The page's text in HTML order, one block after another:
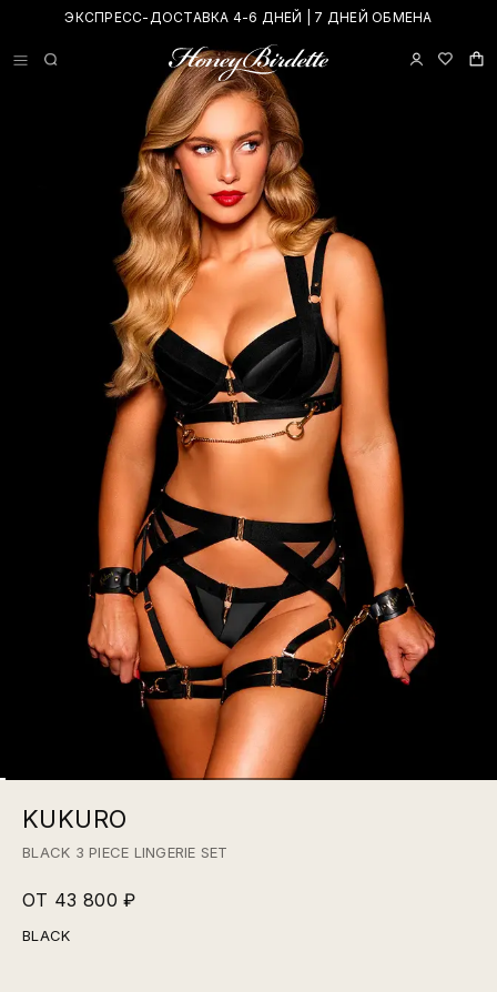
ЭКСПРЕСС-ДОСТАВКА 4-6 ДНЕЙ | 7 ДНЕЙ ОБМЕНА
KUKURO
BLACK 3 PIECE LINGERIE SET
ОТ 43 800 ₽
BLACK